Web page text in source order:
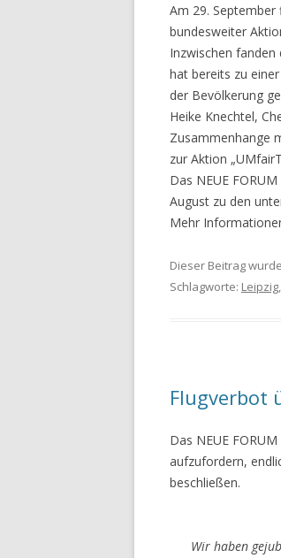
Am 29. September
bundesweiter
Inzwischen fanden
hat bereits zu
der Bevölkerung
Heike Knechtel,
Zusammenhange
zur Aktion
Das NEUE
August zu den
Mehr
Dieser Beitrag
Schlagworte: Leipzig,
Flugverbot
Das NEUE
aufzufordern,
beschließen.
Wir haben